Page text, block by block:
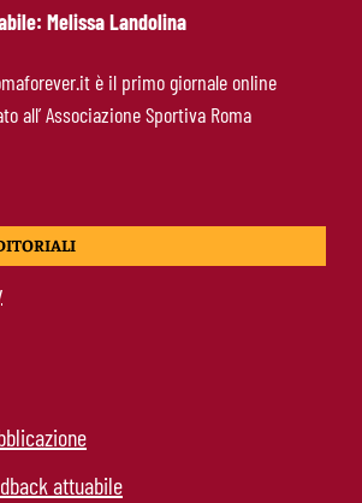
Gasperini boccia la Roma: “Partita pessima”.
E lancia un altro messaggio sul mercato
Melissa Landolina
è il primo giornale online
all’ Associazione Sportiva Roma
attuabile